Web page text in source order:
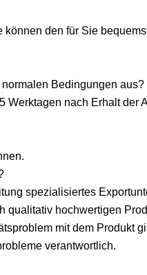
den für Sie
Bedingungen aus?
Werktagen nach Erhalt
spezialisiertes
qualitativ hochwertigen
mit dem Produkt
verantwortlich.